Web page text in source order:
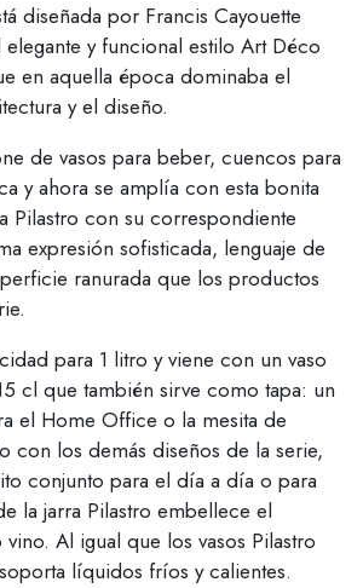
diseñada por Francis Cayouette
y funcional estilo Art Déco
en aquella época dominaba el
y el diseño.
de vasos para beber, cuencos para
y ahora se amplía con esta bonita
Pilastro con su correspondiente
expresión sofisticada, lenguaje de
ranurada que los productos
para 1 litro y viene con un vaso
cl que también sirve como tapa: un
el Home Office o la mesita de
con los demás diseños de la serie,
conjunto para el día a día o para
la jarra Pilastro embellece el
Al igual que los vasos Pilastro
líquidos fríos y calientes.